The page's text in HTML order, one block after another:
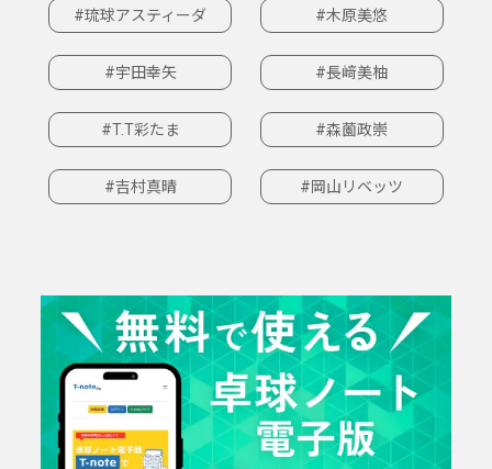
#琉球アスティーダ #木原美悠
#宇田幸矢 #長﨑美柚
#T.T彩たま #森薗政崇
#吉村真晴 #岡山リベッツ